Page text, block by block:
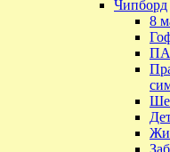
Чипборд
8